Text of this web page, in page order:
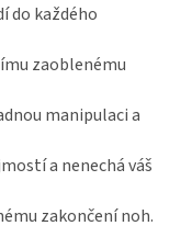
do každého
zaoblenému
manipulaci a
a nenechá váš
zakončení noh.